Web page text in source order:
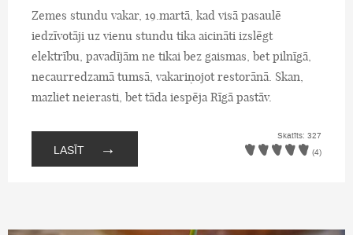
Zemes stundu vakar, 19.martā, kad visā pasaulē
iedzīvotāji uz vienu stundu tika aicināti izslēgt
elektrību, pavadījām ne tikai bez gaismas, bet pilnīgā,
necaurredzamā tumsā, vakariņojot restorānā. Skan,
mazliet neierasti, bet tāda iespēja Rīgā pastāv.
LASĪT →
Skatīts: 327
(4)